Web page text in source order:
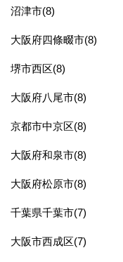
沼津市(8)
大阪府四條畷市(8)
堺市西区(8)
大阪府八尾市(8)
京都市中京区(8)
大阪府和泉市(8)
大阪府松原市(8)
千葉県千葉市(7)
大阪市西成区(7)